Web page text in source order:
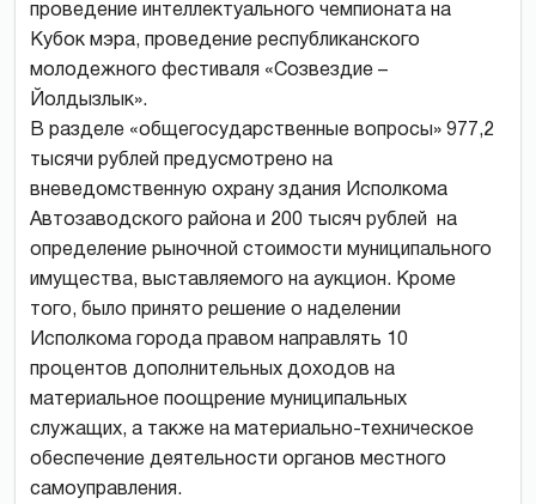
проведение интеллектуального чемпионата на
Кубок мэра, проведение республиканского
молодежного фестиваля «Созвездие –
Йолдызлык».
В разделе «общегосударственные вопросы» 977,2
тысячи рублей предусмотрено на
вневедомственную охрану здания Исполкома
Автозаводского района и 200 тысяч рублей на
определение рыночной стоимости муниципального
имущества, выставляемого на аукцион. Кроме
того, было принято решение о наделении
Исполкома города правом направлять 10
процентов дополнительных доходов на
материальное поощрение муниципальных
служащих, а также на материально-техническое
обеспечение деятельности органов местного
самоуправления.